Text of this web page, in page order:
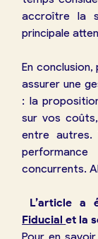
accroître la
principale
En
assurer une
: la
sur vos
entre autres.
concurrents.
L’article a
Fiducial et la